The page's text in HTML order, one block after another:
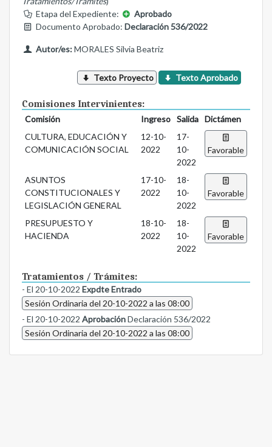
Etapa del Expediente:
Aprobado
Documento Aprobado: Declaración 536/2022
Autor/es:MORALES Silvia Beatriz
Texto Proyecto Texto Aprobado
Comisiones Intervinientes:
Comisión Ingreso Salida
Dictámen
CULTURA, EDUCACIÓN Y
COMUNICACIÓN SOCIAL
12-10-
2022
17-
10-
2022
Favorable
ASUNTOS
CONSTITUCIONALES Y
LEGISLACIÓN GENERAL
17-10-
2022
18-
10-
2022
Favorable
PRESUPUESTO Y
HACIENDA
18-10-
2022
18-
10-
2022
Favorable
Tratamientos / Trámites:
- El 20-10-2022 Expdte Entrado
Sesión Ordinaria del 20-10-2022 a las 08:00
- El 20-10-2022 AprobaciónDeclaración 536/2022
Sesión Ordinaria del 20-10-2022 a las 08:00